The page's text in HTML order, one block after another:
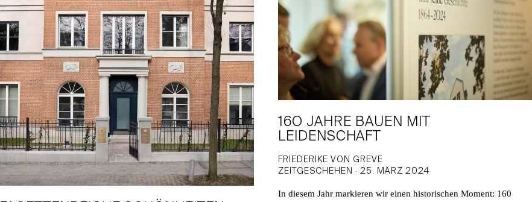
16O JAHRE BAUEN MIT
LEIDENSCHAFT
FRIEDERIKE VON GREVE
ZEITGESCHEHEN · 25. MÄRZ 2024
In diesem Jahr markieren wir einen historischen Moment: 160